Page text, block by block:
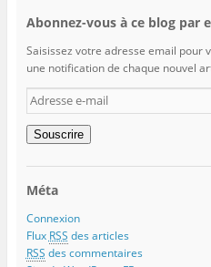
Abonnez-vous à ce blog par
Saisissez votre adresse email pour
une notification de chaque nouvel
Adresse
e-
mail
Souscrire
Méta
Connexion
Flux RSS des articles
RSS des commentaires